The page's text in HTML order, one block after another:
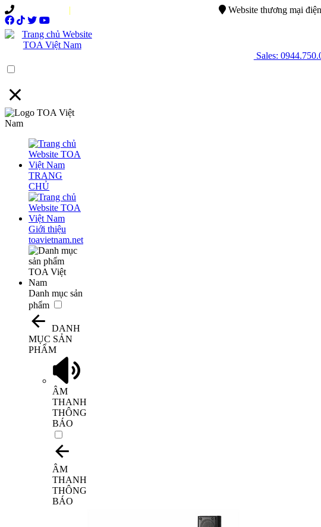
| Website thương mại
Sales:
TRANG
CHỦ
Giới thiệu
toavietnam.net
Danh mục sản
phẩm
DANH
MỤC SẢN
PHẨM
ÂM
THANH
THÔNG
BÁO
ÂM
THANH
THÔNG
BÁO